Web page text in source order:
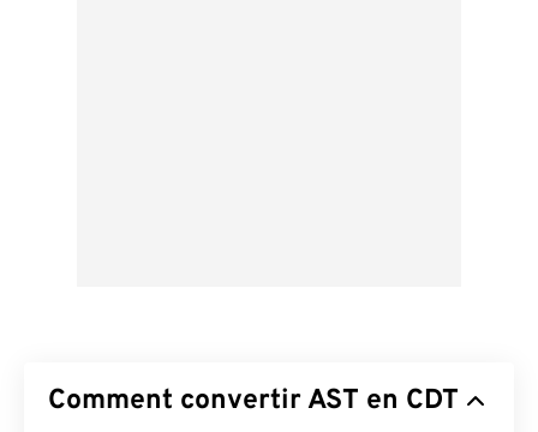
Comment convertir AST en CDT